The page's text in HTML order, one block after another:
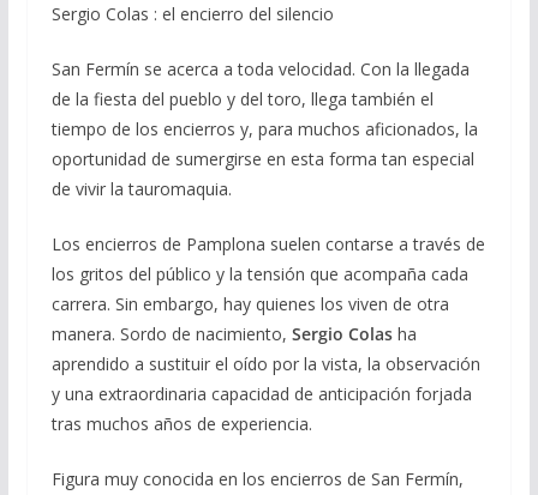
Sergio Colas : el encierro del silencio
San Fermín se acerca a toda velocidad. Con la llegada
de la fiesta del pueblo y del toro, llega también el
tiempo de los encierros y, para muchos aficionados, la
oportunidad de sumergirse en esta forma tan especial
de vivir la tauromaquia.
Los encierros de Pamplona suelen contarse a través de
los gritos del público y la tensión que acompaña cada
carrera. Sin embargo, hay quienes los viven de otra
manera. Sordo de nacimiento, Sergio Colasha
aprendido a sustituir el oído por la vista, la observación
y una extraordinaria capacidad de anticipación forjada
tras muchos años de experiencia.
Figura muy conocida en los encierros de San Fermín,